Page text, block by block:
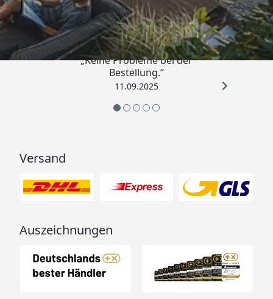
5,00/ 5
„Keine Probleme bei der
Bestellung.“
11.09.2025
Versand
Auszeichnungen